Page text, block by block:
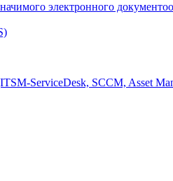
электронного
ServiceDesk, SCCM, Asset